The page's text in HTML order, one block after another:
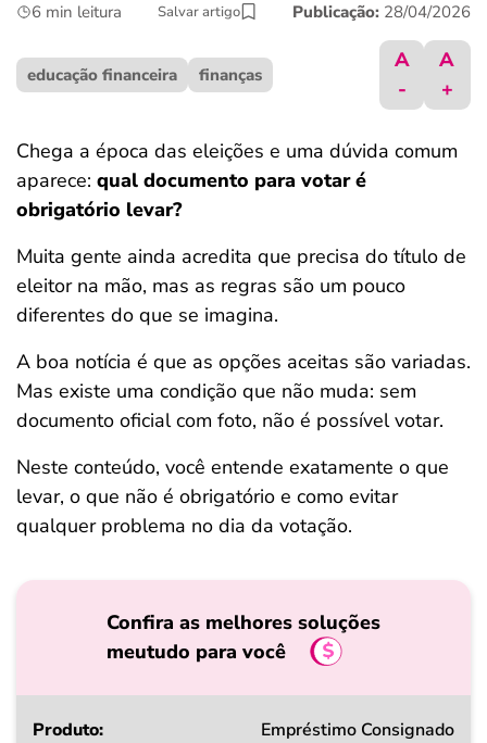
últimas notícias
ferramentas
6 min leitura Salvar artigo Publicação: 28/04/2026
educação financeira finanças
A
-
A
+
Chega a época das eleições e uma dúvida comum
aparece: qual documento para votar é
obrigatório levar?
Muita gente ainda acredita que precisa do título de
eleitor na mão, mas as regras são um pouco
diferentes do que se imagina.
A boa notícia é que as opções aceitas são variadas.
Mas existe uma condição que não muda: sem
documento oficial com foto, não é possível votar.
Neste conteúdo, você entende exatamente o que
levar, o que não é obrigatório e como evitar
qualquer problema no dia da votação.
Confira as melhores soluções
meutudo para você
Produto
Empréstimo Consignado